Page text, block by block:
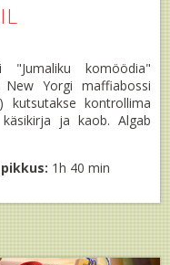
komöödia"
Yorgi maffiabossi
kutsutakse kontrollima
ja kaob. Algab
1h 40 min